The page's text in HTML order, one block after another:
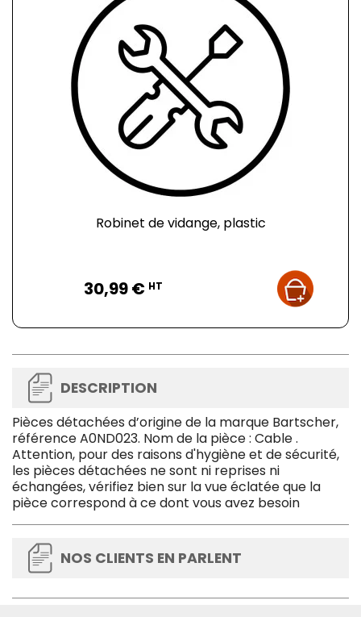
Robinet de vidange, plastic
30,99 € HT
DESCRIPTION
Pièces détachées d’origine de la marque Bartscher,
référence A0ND023. Nom de la pièce : Cable .
Attention, pour des raisons d'hygiène et de sécurité,
les pièces détachées ne sont ni reprises ni
échangées, vérifiez bien sur la vue éclatée que la
pièce correspond à ce dont vous avez besoin
NOS CLIENTS EN PARLENT